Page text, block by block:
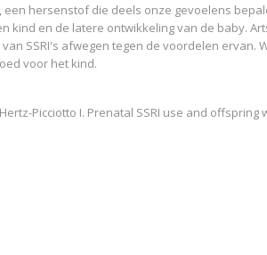
hersenstof die deels onze gevoelens
kind en de latere ontwikkeling van de baby.
SSRI's afwegen tegen de voordelen ervan.
voor het kind.
Hertz-Picciotto I. Prenatal SSRI use and